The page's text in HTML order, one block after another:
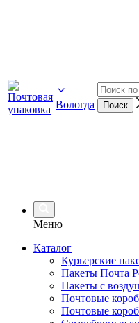
Вологда
Меню
Каталог
Курьерские
Пакеты Почта
Пакеты с
Почтовые
Почтовые